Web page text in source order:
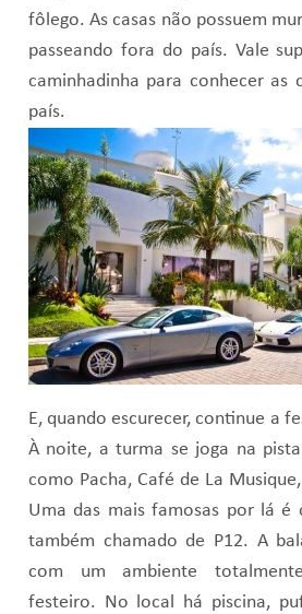
fôlego. As casas não possuem
passeando fora do país. Vale
caminhadinha para conhecer as
país.
E, quando escurecer, continue a
À noite, a turma se joga na
como Pacha, Café de La
Uma das mais famosas por lá é
também chamado de P12. A
com um ambiente
festeiro. No local há piscina,